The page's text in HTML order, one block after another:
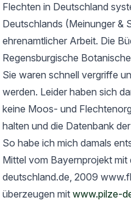
Flechten in Deutschland
Deutschlands (Meinunger &
ehrenamtlicher Arbeit. Die
Regensburgische
Sie waren schnell vergriffe
werden. Leider haben sich
keine Moos- und
halten und die Datenbank
So habe ich mich damals
Mittel vom Bayernprojekt
deutschland.de, 2009
überzeugen mit www.pilze-